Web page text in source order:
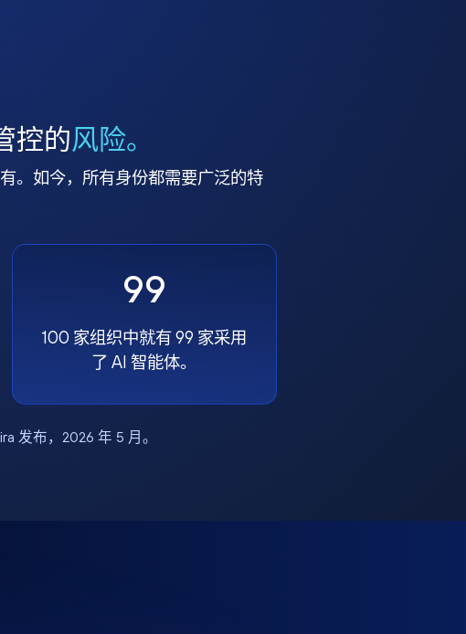
控的风险。
。如今，所有身份都需要广泛的特
99
100 家组织中就有 99 家采用
了 AI 智能体。
发布，2026 年 5 月。